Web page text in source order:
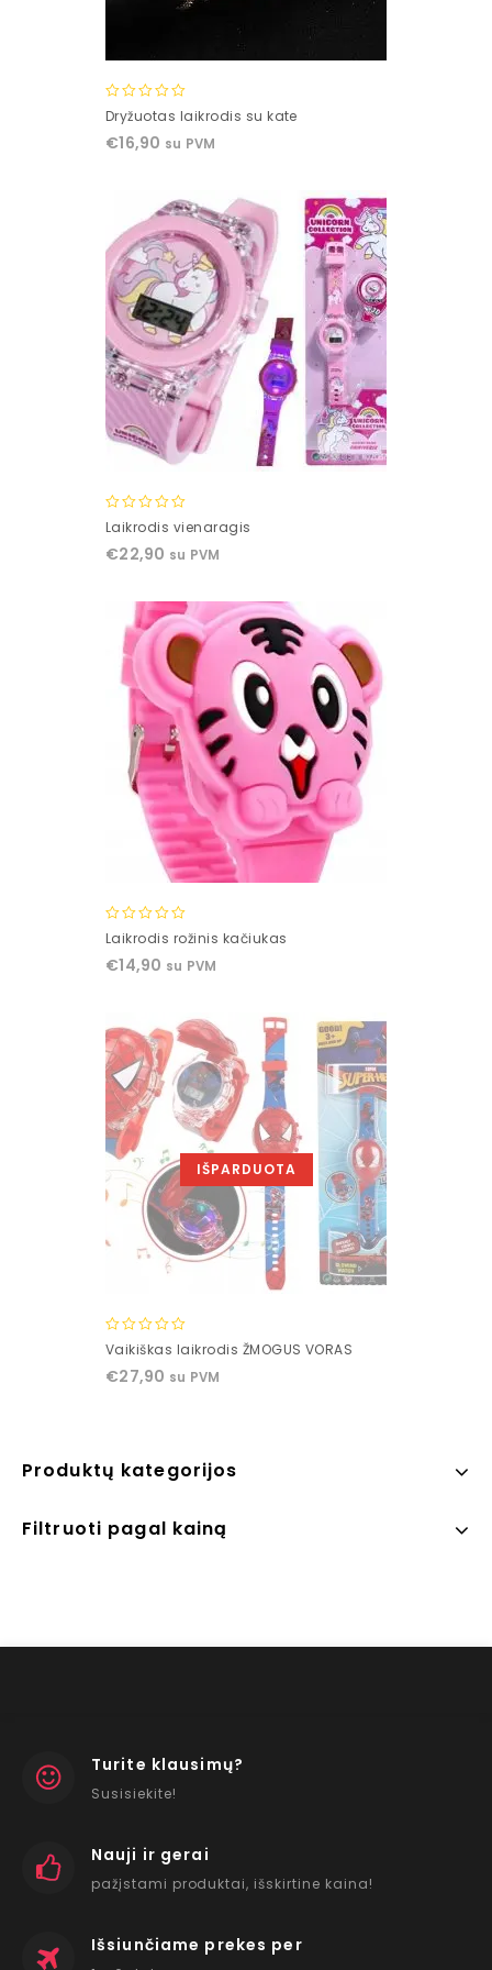
0
of
Dryžuotas laikrodis su kate
€16,90 su PVM
0
of
Laikrodis vienaragis
€22,90 su PVM
0
of
Laikrodis rožinis kačiukas
€14,90 su PVM
IŠPARDUOTA
0
of
Vaikiškas laikrodis ŽMOGUS VORAS
€27,90 su PVM
Produktų kategorijos
Filtruoti pagal kainą
Turite klausimų?
Susisiekite!
Nauji ir gerai
pažįstami produktai, išskirtine kaina!
Išsiunčiame prekes per